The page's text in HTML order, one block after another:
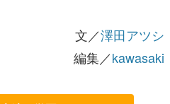
文／澤田アツシ
編集／kawasaki